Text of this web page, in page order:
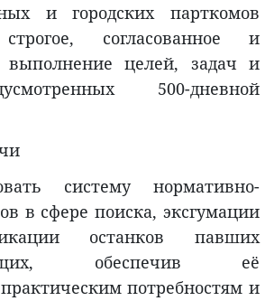
и городских парткомов
согласованное и
выполнение целей, задач и
500-дневной
систему нормативно-
в сфере поиска, эксгумации
останков павших
обеспечив её
практическим потребностям и